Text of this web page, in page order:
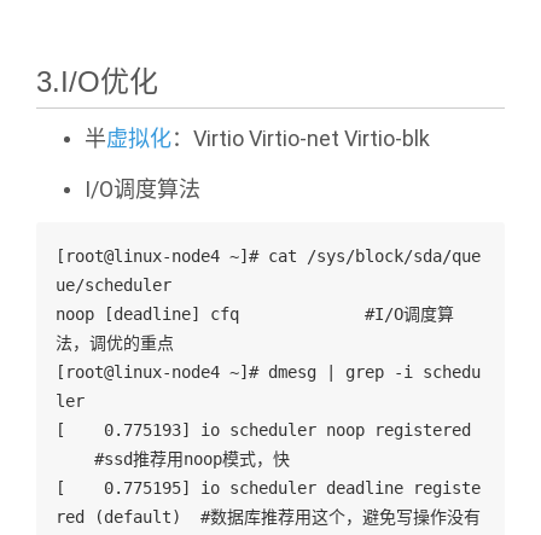
3.I/O优化
半虚拟化：Virtio Virtio-net Virtio-blk
I/O调度算法
[root@linux-node4 ~]# cat /sys/block/sda/que
ue/scheduler
noop [deadline] cfq             #I/O调度算
法，调优的重点
[root@linux-node4 ~]# dmesg | grep -i schedu
ler
[    0.775193] io scheduler noop registered
#ssd推荐用noop模式，快
[    0.775195] io scheduler deadline registe
red (default)  #数据库推荐用这个，避免写操作没有